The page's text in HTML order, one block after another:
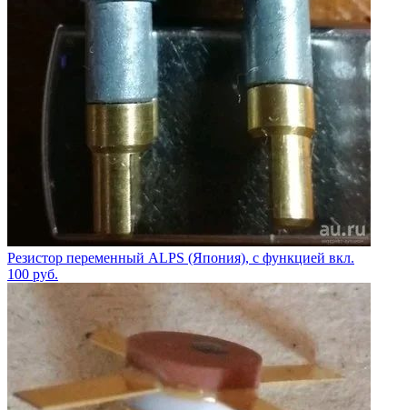
Резистор переменный ALPS (Япония), с функцией вкл.
100 руб.